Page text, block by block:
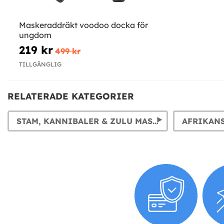
Maskeraddräkt voodoo docka för
ungdom
219 kr 499 kr
TILLGÄNGLIG
RELATERADE KATEGORIER
STAM, KANNIBALER & ZULU MASKERADKLÄDER